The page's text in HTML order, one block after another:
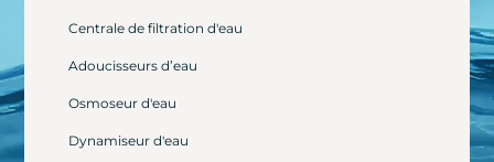
Centrale de filtration d'eau
Adoucisseurs d’eau
Osmoseur d'eau
Dynamiseur d'eau